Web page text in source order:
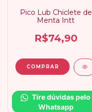
Pico Lub Chiclete de
Menta Intt
R$74,90
Tire dúvidas pelo
Whatsapp